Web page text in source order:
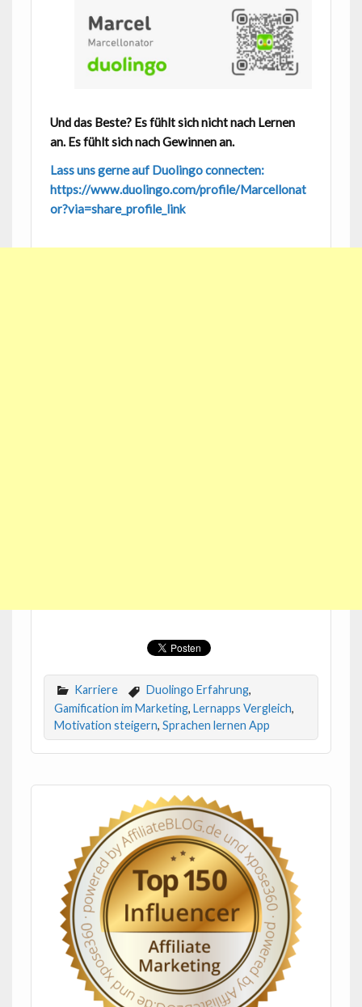
Und das Beste? Es fühlt sich nicht nach Lernen
an. Es fühlt sich nach Gewinnen an.
Lass uns gerne auf Duolingo connecten:
https://www.duolingo.com/profile/Marcellonat
or?via=share_profile_link
Karriere Duolingo Erfahrung,
Gamification im Marketing, Lernapps Vergleich,
Motivation steigern, Sprachen lernen App